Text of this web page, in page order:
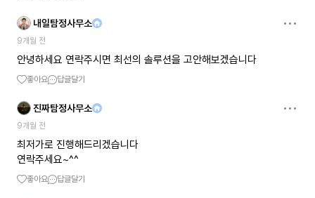
내일탐정사무소
9개월 전
안녕하세요 연락주시면 최선의 솔루션을 고안해보겠습니다
좋아요 답글달기
진짜탐정사무소
9개월 전
최저가로 진행해드리겠습니다
연락주세요~^^
좋아요 답글달기